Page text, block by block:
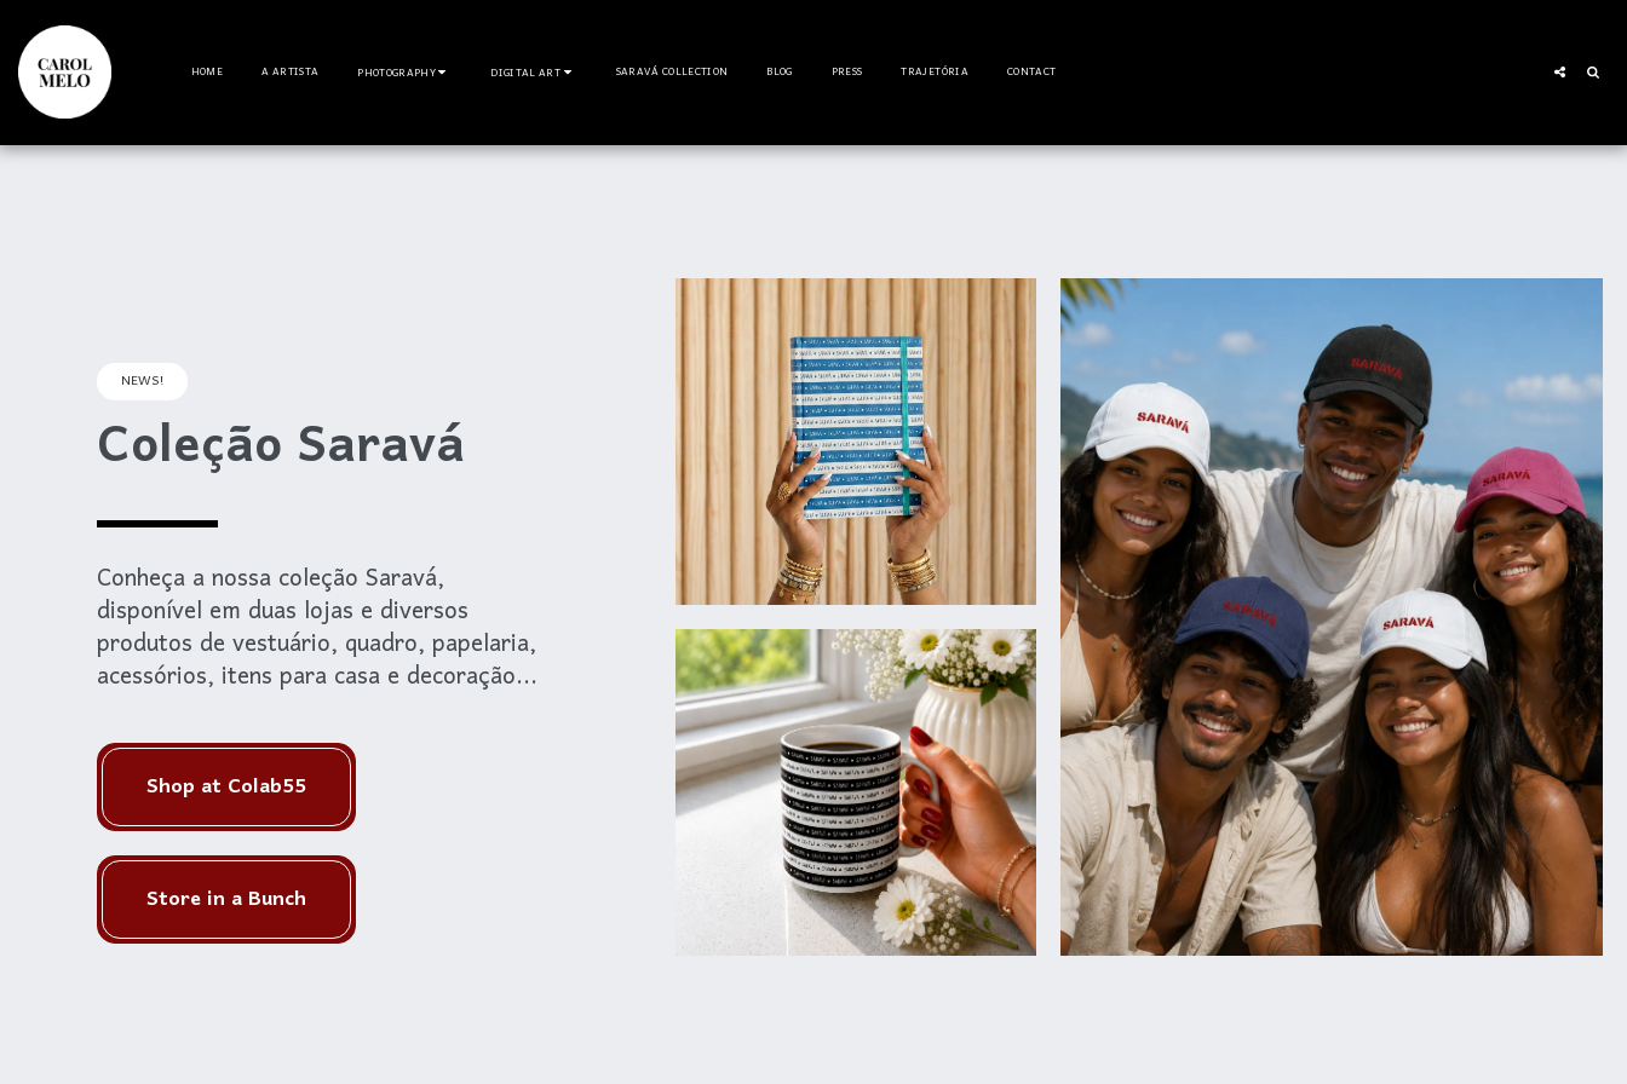
HOME A ARTISTA PHOTOGRAPHY DIGITAL ART SARAVÁ COLLECTION BLOG PRESS TRAJETÓRIA CONTACT
NEWS!
Coleção Saravá
Conheça a nossa coleção Saravá,
disponível em duas lojas e diversos
produtos de vestuário, quadro, papelaria,
acessórios, itens para casa e decoração...
Shop at Colab55
Store in a Bunch